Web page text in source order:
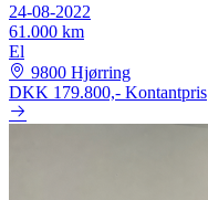
24-08-2022
61.000 km
El
9800 Hjørring
DKK 179.800,- Kontantpris